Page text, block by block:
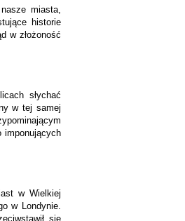
miasta,
historie
w złożoność
słychać
w tej samej
imponujących
w Wielkiej
w Londynie.
się